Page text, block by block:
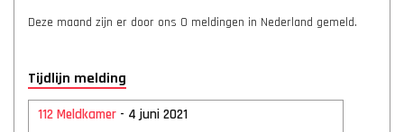
Deze maand zijn er door ons 0 meldingen in Nederland gemeld.
Tijdlijn melding
112 Meldkamer - 4 juni 2021